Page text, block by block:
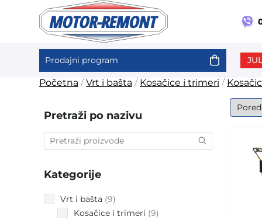
Prodajni program
Početna /Vrt i bašta / Kosačice i trimeri /
Pretraži po nazivu
Kategorije
Vrt i bašta 99
products
Kosačice i trimeri 99